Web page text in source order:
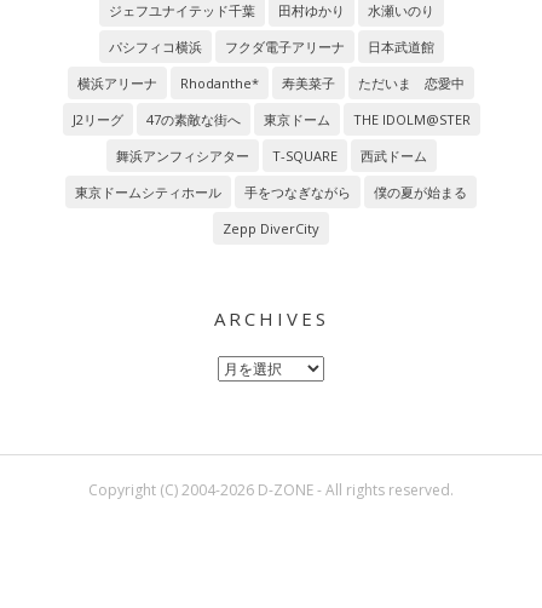
ジェフユナイテッド千葉
田村ゆかり
水瀬いのり
パシフィコ横浜
フクダ電子アリーナ
日本武道館
横浜アリーナ
Rhodanthe* 寿美菜子
ただいま 恋愛中
J2リーグ
47の素敵な街へ 東京ドーム
THE IDOLM@STER
舞浜アンフィシアター
T-SQUARE
西武ドーム
東京ドームシティホール
手をつなぎながら
僕の夏が始まる
Zepp DiverCity
ARCHIVES
Archives
Copyright (C) 2004-2026 D-ZONE - All rights reserved.